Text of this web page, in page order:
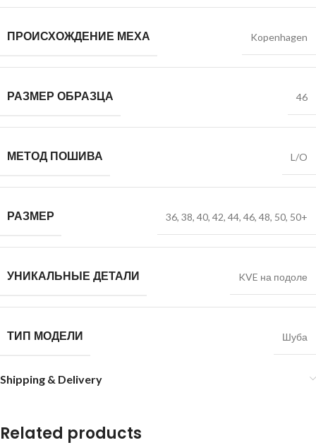
ПРОИСХОЖДЕНИЕ МЕХА Kopenhagen
РАЗМЕР ОБРАЗЦА 46
МЕТОД ПОШИВА L/O
РАЗМЕР 36, 38, 40, 42, 44, 46, 48, 50, 50+
УНИКАЛЬНЫЕ ДЕТАЛИ KVE на подоле
ТИП МОДЕЛИ Шуба
Shipping & Delivery
Related products